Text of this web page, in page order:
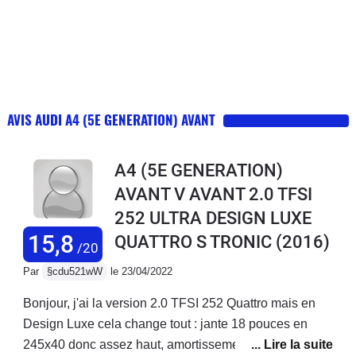
AVIS AUDI A4 (5E GENERATION) AVANT
15,8 /20
A4 (5E GENERATION)
AVANT V AVANT 2.0 TFSI
252 ULTRA DESIGN LUXE
QUATTRO S TRONIC (2016)
Par §cdu521wW le 23/04/2022
Bonjour, j'ai la version 2.0 TFSI 252 Quattro mais en
Design Luxe cela change tout : jante 18 pouces en
245x40 donc assez haut, amortissement confort, siege